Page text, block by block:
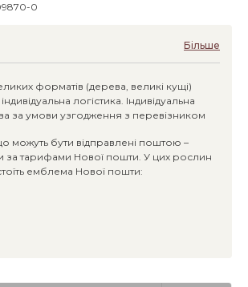
0
Більше
форматів (дерева, великі кущі)
логістика. Індивідуальна
за умови узгодження з перевізником
можуть бути відправлені поштою –
за тарифами Нової пошти. У цих рослин
емблема Нової пошти: